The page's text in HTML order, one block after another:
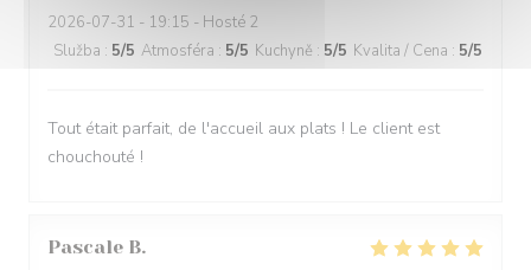
2026-07-31 - 19:15 - Hosté 2
Služba : 5/5 Atmosféra : 5/5 Kuchyně : 5/5 Kvalita / Cena : 5/5
Tout était parfait, de l'accueil aux plats ! Le client est
chouchouté !
Pascale B